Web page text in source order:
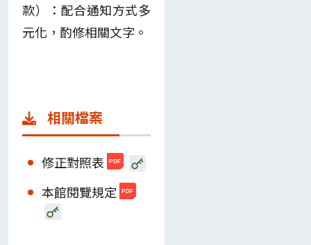
款）：配合通知方式多
元化，酌修相關文字。
相關檔案
修正對照表
本館閱覽規定